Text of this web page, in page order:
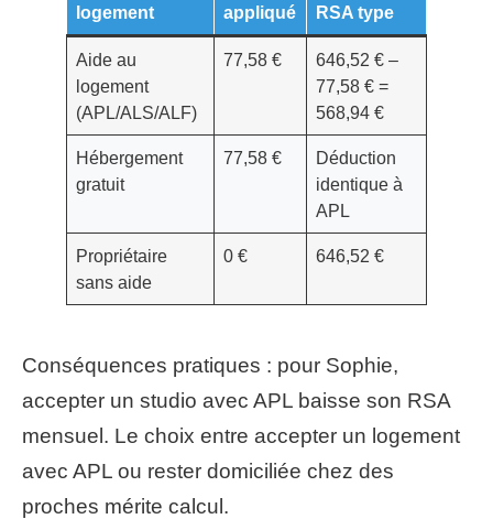
logement
appliqué
RSA type
Aide au
logement
(APL/ALS/ALF)
77,58 €
646,52 € –
77,58 € =
568,94 €
Hébergement
gratuit
77,58 €
Déduction
identique à
APL
Propriétaire
sans aide
0 € 646,52 €
Conséquences pratiques : pour Sophie,
accepter un studio avec APL baisse son RSA
mensuel. Le choix entre accepter un logement
avec APL ou rester domiciliée chez des
proches mérite calcul.